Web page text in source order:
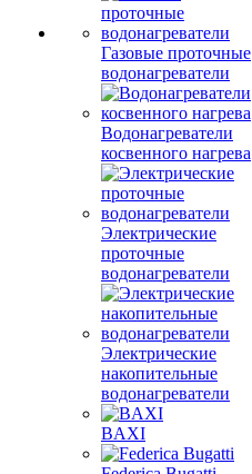
Газовые проточные
водонагреватели
Водонагреватели
косвенного нагрева
Электрические
проточные
водонагреватели
Электрические
накопительные
водонагреватели
BAXI